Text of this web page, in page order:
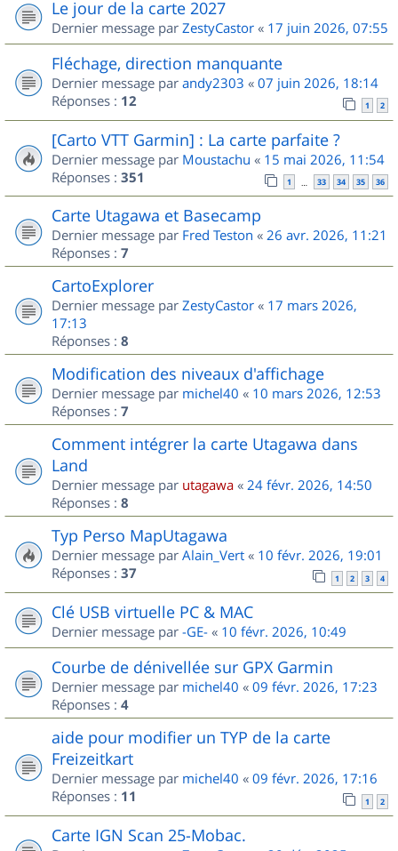
Le jour de la carte 2027
Dernier message par ZestyCastor « 17 juin 2026, 07:55
Fléchage, direction manquante
Dernier message par andy2303 « 07 juin 2026, 18:14
Réponses : 12 1 2
[Carto VTT Garmin] : La carte parfaite ?
Dernier message par Moustachu « 15 mai 2026, 11:54
Réponses : 351 1 … 33 34 35 36
Carte Utagawa et Basecamp
Dernier message par Fred Teston « 26 avr. 2026, 11:21
Réponses : 7
CartoExplorer
Dernier message par ZestyCastor « 17 mars 2026,
17:13
Réponses : 8
Modification des niveaux d'affichage
Dernier message par michel40 « 10 mars 2026, 12:53
Réponses : 7
Comment intégrer la carte Utagawa dans
Land
Dernier message par utagawa « 24 févr. 2026, 14:50
Réponses : 8
Typ Perso MapUtagawa
Dernier message par Alain_Vert « 10 févr. 2026, 19:01
Réponses : 37 1 2 3 4
Clé USB virtuelle PC & MAC
Dernier message par -GE- « 10 févr. 2026, 10:49
Courbe de dénivellée sur GPX Garmin
Dernier message par michel40 « 09 févr. 2026, 17:23
Réponses : 4
aide pour modifier un TYP de la carte
Freizeitkart
Dernier message par michel40 « 09 févr. 2026, 17:16
Réponses : 11 1 2
Carte IGN Scan 25-Mobac.